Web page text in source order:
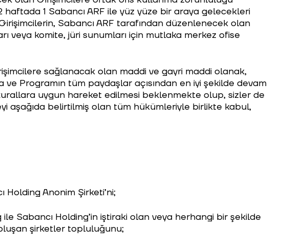
1 Sabancı ARF ile yüz yüze bir araya gelecekleri
Sabancı ARF tarafından düzenlenecek olan
veya komite, jüri sunumları için mutlaka merkez ofise
sağlanacak olan maddi ve gayri maddi olanak,
ve Programın tüm paydaşlar açısından en iyi şekilde devam
uygun hareket edilmesi beklenmekte olup, sizler de
aşağıda belirtilmiş olan tüm hükümleriyle birlikte kabul,
Holding Anonim Şirketi’ni;
ile Sabancı Holding’in iştiraki olan veya herhangi bir şekilde
şirketler topluluğunu;